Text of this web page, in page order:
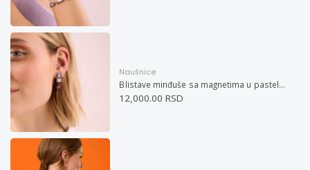
Naušnice
Blistave minđuše sa magnetima u pastelnim bojama
12,000.00 RSD